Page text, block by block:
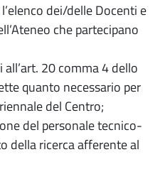
dei/delle Docenti e
che partecipano
20 comma 4 dello
quanto necessario per
del Centro;
del personale tecnico-
della ricerca afferente al